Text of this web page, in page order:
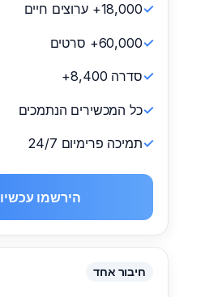
18,000+ ערוצים חיים
60,000+ סרטים
סדרה 8,400+
כל המכשירים הנתמכים
תמיכה פרימיום 24/7
הירשמו עכשיו
חיבור אחד